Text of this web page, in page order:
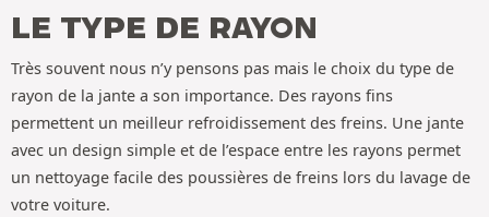
LE TYPE DE RAYON
Très souvent nous n’y pensons pas mais le choix du type de
rayon de la jante a son importance. Des rayons fins
permettent un meilleur refroidissement des freins. Une jante
avec un design simple et de l’espace entre les rayons permet
un nettoyage facile des poussières de freins lors du lavage de
votre voiture.